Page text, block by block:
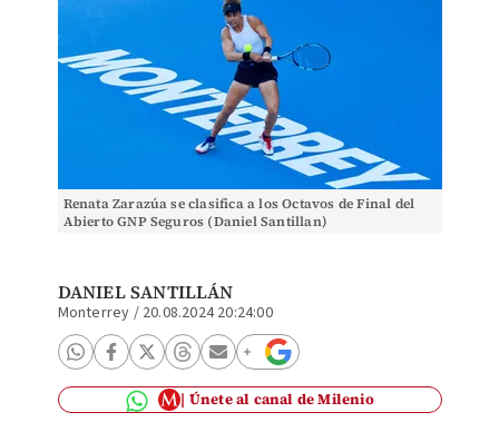
Renata Zarazúa se clasifica a los Octavos de Final del
Abierto GNP Seguros (Daniel Santillan)
DANIEL SANTILLÁN
Monterrey / 20.08.2024 20:24:00
Únete al canal de Milenio